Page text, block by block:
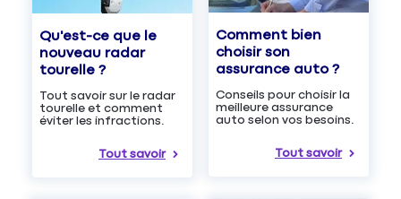
Qu'est-ce que le
nouveau radar
tourelle ?
Tout savoir sur le radar
tourelle et comment
éviter les infractions.
Tout savoir
Comment bien
choisir son
assurance auto ?
Conseils pour choisir la
meilleure assurance
auto selon vos besoins.
Tout savoir